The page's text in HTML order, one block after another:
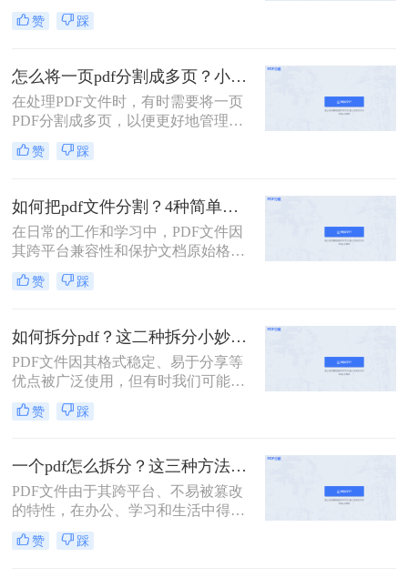
扮演着重要角色。然而，有时我们需
要将一个PDF文件拆分成多个文件，
两种常用的PDF拆分方法，帮助您轻
松实现PDF文件的拆分。
赞 踩
怎么将一页pdf分割成多页？小编给你分享这三种方法！
在处理PDF文件时，有时需要将一页
PDF分割成多页，以便更好地管理和
使用。那么怎么将一页pdf分割成多页
呢？本文将介绍三种实用的方法，帮
赞 踩
如何把pdf文件分割？4种简单方法分享~
在日常的工作和学习中，PDF文件因
其跨平台兼容性和保护文档原始格式
的特性而被广泛使用。然而，有时候
为了便于查阅、管理和分享，我们可
多个较小的文件。那么如何把pdf文件
分割呢？以下是四种常用的PDF文件
分割方法，每种方法都有其独特的优
势和适用场景。
赞 踩
如何拆分pdf？这二种拆分小妙招了解下！
PDF文件因其格式稳定、易于分享等
优点被广泛使用，但有时我们可能需
要将一个大的PDF文档拆分成多个小
部分，以便于阅读、编辑或共享。那
单实用的PDF拆分方法。
赞 踩
一个pdf怎么拆分？这三种方法教你轻松拆分！
PDF文件由于其跨平台、不易被篡改
的特性，在办公、学习和生活中得到
了广泛的应用。然而，有时候一个大
型的PDF文件可能包含多个章节或不
赞 踩